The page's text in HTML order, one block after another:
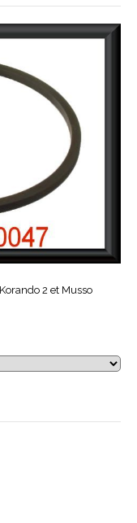
2 et Musso